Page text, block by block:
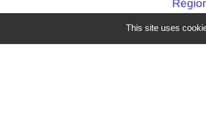
This site uses